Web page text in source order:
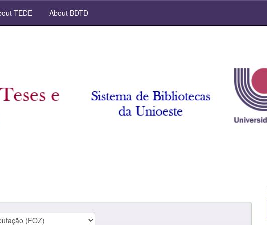
TEDE About BDTD